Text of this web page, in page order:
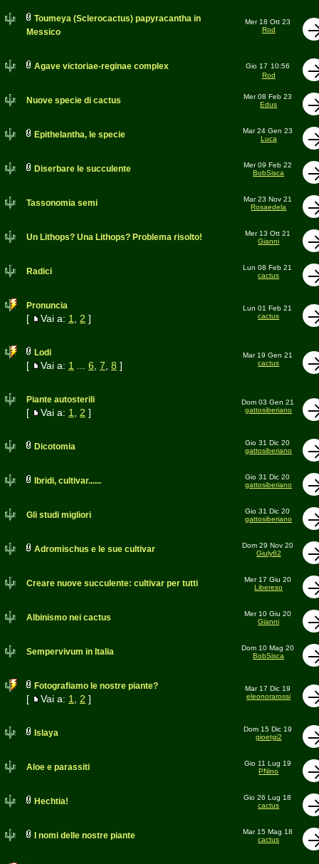
Toumeya (Sclerocactus) papyracantha in
Messico
Mer 18 Ott 23
Rod
Agave victoriae-reginae complex Gio 17 10:56
Rod
Nuove specie di cactus
Mer 08 Feb 23
Edus
Epithelantha, le specie
Mar 24 Gen 23
Luca
Diserbare le succulente
Mer 09 Feb 22
BobSisca
Tassonomia semi
Mar 23 Nov 21
Rosaedela
Un Lithops? Una Lithops? Problema risolto!
Mer 13 Ott 21
Gianni
Radici
Lun 08 Feb 21
cactus
Pronuncia
[ Vai a: 1 2 ]
Lun 01 Feb 21
cactus
Lodi
[ Vai a: 1 6 7 8 ]
Mar 19 Gen 21
cactus
Piante autosterili
[ Vai a: 1 2 ]
Dom 03 Gen 21
gattosiberiano
Dicotomia
Gio 31 Dic 20
gattosiberiano
Ibridi, cultivar......
Gio 31 Dic 20
gattosiberiano
Gli studi migliori
Gio 31 Dic 20
gattosiberiano
Adromischus e le sue cultivar
Dom 29 Nov 20
Giuly62
Creare nuove succulente: cultivar per tutti
Mer 17 Giu 20
Libereso
Albinismo nei cactus
Mer 10 Giu 20
Gianni
Sempervivum in Italia
Dom 10 Mag 20
BobSisca
Fotografiamo le nostre piante?
[ Vai a: 1 2 ]
Mar 17 Dic 19
eleonorarossi
Islaya
Dom 15 Dic 19
gioetgi2
Aloe e parassiti
Gio 11 Lug 19
PNino
Hechtia!
Gio 26 Lug 18
cactus
I nomi delle nostre piante
Mar 15 Mag 18
cactus